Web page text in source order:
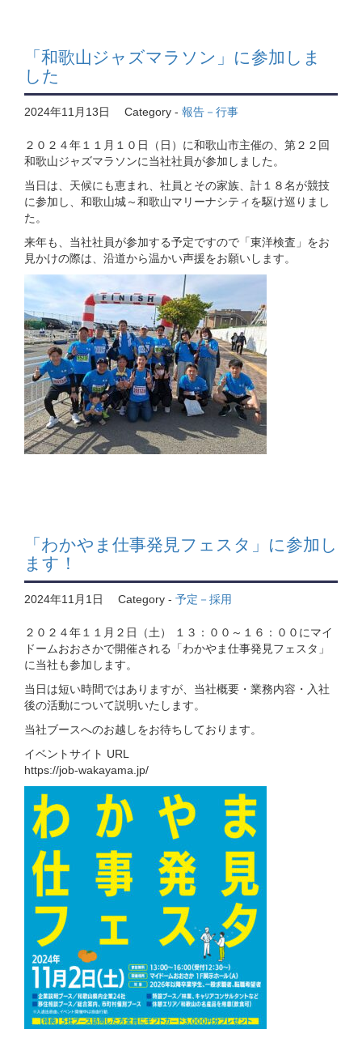
「和歌山ジャズマラソン」に参加しま
した
2024年11月13日 Category - 報告－行事
２０２４年１１月１０日（日）に和歌山市主催の、第２２回
和歌山ジャズマラソンに当社社員が参加しました。
当日は、天候にも恵まれ、社員とその家族、計１８名が競技
に参加し、和歌山城～和歌山マリーナシティを駆け巡りまし
た。
来年も、当社社員が参加する予定ですので「東洋検査」をお
見かけの際は、沿道から温かい声援をお願いします。
「わかやま仕事発見フェスタ」に参加し
ます！
2024年11月1日 Category - 予定－採用
２０２４年１１月２日（土） １３：００～１６：００にマイ
ドームおおさかで開催される「わかやま仕事発見フェスタ」
に当社も参加します。
当日は短い時間ではありますが、当社概要・業務内容・入社
後の活動について説明いたします。
当社ブースへのお越しをお待ちしております。
イベントサイト URL
https://job-wakayama.jp/